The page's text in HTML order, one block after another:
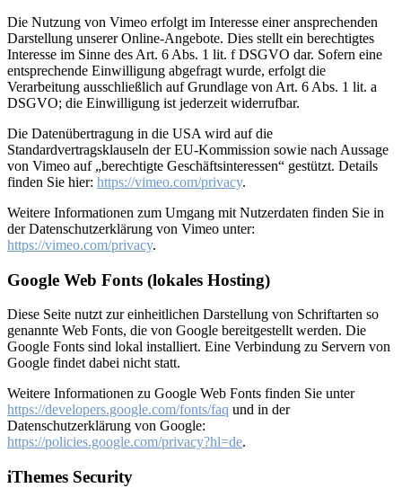
Die Nutzung von Vimeo erfolgt im Interesse einer ansprechenden
Darstellung unserer Online-Angebote. Dies stellt ein berechtigtes
Interesse im Sinne des Art. 6 Abs. 1 lit. f DSGVO dar. Sofern eine
entsprechende Einwilligung abgefragt wurde, erfolgt die
Verarbeitung ausschließlich auf Grundlage von Art. 6 Abs. 1 lit. a
DSGVO; die Einwilligung ist jederzeit widerrufbar.
Die Datenübertragung in die USA wird auf die
Standardvertragsklauseln der EU-Kommission sowie nach Aussage
von Vimeo auf „berechtigte Geschäftsinteressen“ gestützt. Details
finden Sie hier: https://vimeo.com/privacy.
Weitere Informationen zum Umgang mit Nutzerdaten finden Sie in
der Datenschutzerklärung von Vimeo unter:
https://vimeo.com/privacy.
Google Web Fonts (lokales Hosting)
Diese Seite nutzt zur einheitlichen Darstellung von Schriftarten so
genannte Web Fonts, die von Google bereitgestellt werden. Die
Google Fonts sind lokal installiert. Eine Verbindung zu Servern von
Google findet dabei nicht statt.
Weitere Informationen zu Google Web Fonts finden Sie unter
https://developers.google.com/fonts/faq und in der
Datenschutzerklärung von Google:
https://policies.google.com/privacy?hl=de.
iThemes Security